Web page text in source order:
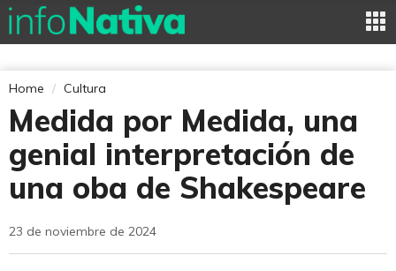
Home Cultura
Medida por Medida, una
genial interpretación de
una oba de Shakespeare
23 de noviembre de 2024